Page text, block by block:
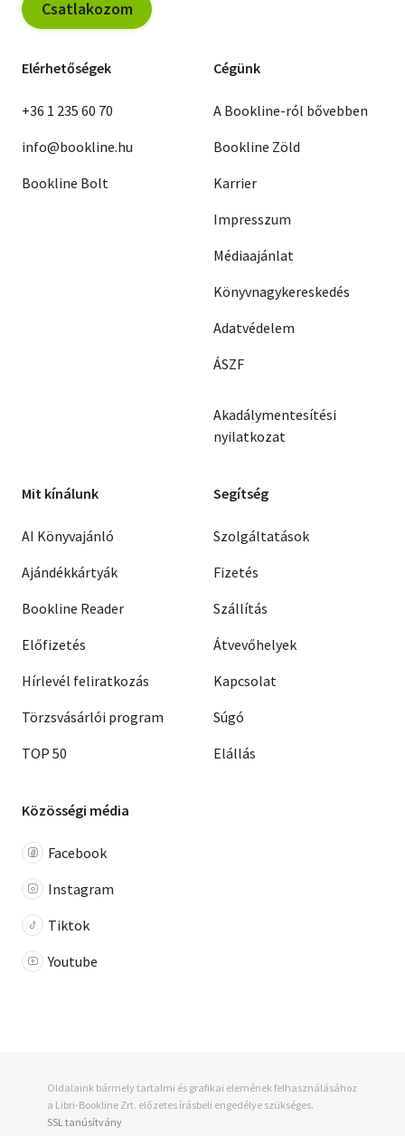
Csatlakozom
Elérhetőségek
+36 1 235 60 70
info@bookline.hu
Bookline Bolt
Cégünk
A Bookline-ról bővebben
Bookline Zöld
Karrier
Impresszum
Médiaajánlat
Könyvnagykereskedés
Adatvédelem
ÁSZF
Akadálymentesítési
nyilatkozat
Mit kínálunk
AI Könyvajánló
Ajándékkártyák
Bookline Reader
Előfizetés
Hírlevél feliratkozás
Törzsvásárlói program
TOP 50
Segítség
Szolgáltatások
Fizetés
Szállítás
Átvevőhelyek
Kapcsolat
Súgó
Elállás
Közösségi média
Facebook
Instagram
Tiktok
Youtube
Oldalaink bármely tartalmi és grafikai elemének felhasználásához
a Libri-Bookline Zrt. előzetes írásbeli engedélye szükséges.
SSL tanúsítvány